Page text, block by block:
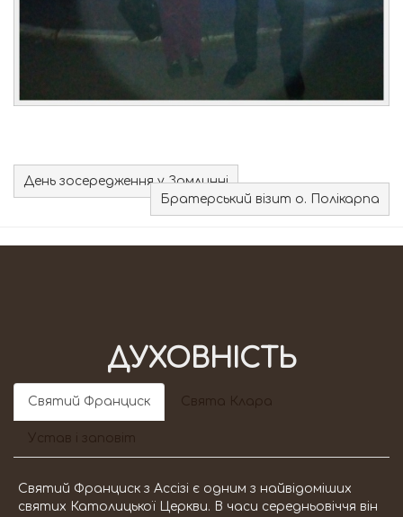
День зосередження у Замлинні
Братерський візит о. Полікарпа
ДУХОВНІСТЬ
Святий Франциск Свята Клара
Устав і заповіт
Святий Франциск з Ассізі є одним з найвідоміших
святих Католицької Церкви. В часи середньовіччя він